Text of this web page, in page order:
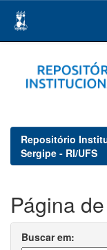
navigation
Repositório
Sergipe - RI/UFS
Página
Buscar em: